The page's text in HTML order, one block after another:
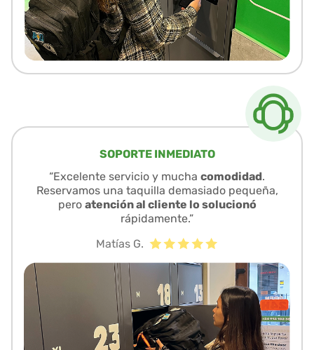
SOPORTE INMEDIATO
“Excelente servicio y mucha comodidad.
Reservamos una taquilla demasiado pequeña,
pero atención al cliente lo solucionó
rápidamente.”
Matías G.